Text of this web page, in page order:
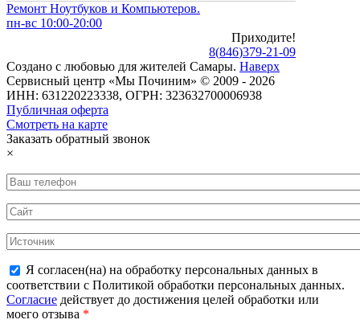
Ремонт Ноутбуков и Компьютеров.
пн-вс 10:00-20:00
Приходите!
8(846)379-21-09
Создано с любовью для жителей Самары. Наверх
Сервисный центр «Мы Починим» © 2009 - 2026
ИНН: 631220223338, ОГРН: 323632700006938
Публичная оферта
Смотреть на карте
Заказать обратный звонок
×
Я согласен(на) на обработку персональных данных в
соответствии с Политикой обработки персональных данных.
Согласие действует до достижения целей обработки или
моего отзыва *